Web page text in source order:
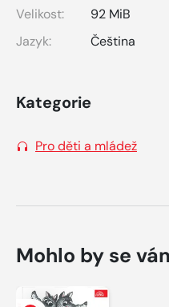
Velikost:
92 MiB
Jazyk:
Čeština
Kategorie
Pro děti a mládež
Mohlo by se